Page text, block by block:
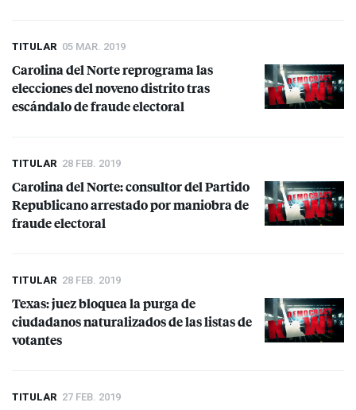
TITULAR 05 MAR. 2019
Carolina del Norte reprograma las
elecciones del noveno distrito tras
escándalo de fraude electoral
TITULAR 28 FEB. 2019
Carolina del Norte: consultor del Partido
Republicano arrestado por maniobra de
fraude electoral
TITULAR 28 FEB. 2019
Texas: juez bloquea la purga de
ciudadanos naturalizados de las listas de
votantes
TITULAR 27 FEB. 2019